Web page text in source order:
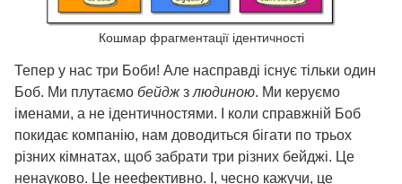
Кошмар фрагментації ідентичності
Тепер у нас три Боби! Але насправді існує тільки один
Боб. Ми плутаємо бейджз людиною. Ми керуємо
іменами, а не ідентичностями. І коли справжній Боб
покидає компанію, нам доводиться бігати по трьох
різних кімнатах, щоб забрати три різних бейджі. Це
ненауково. Це неефективно. І, чесно кажучи, це